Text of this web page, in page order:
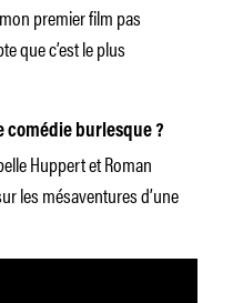
premier film pas
que c’est le plus
comédie burlesque ?
Huppert et Roman
les mésaventures d’une